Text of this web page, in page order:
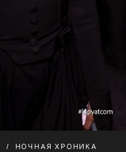
НОЧНАЯ ХРОНИКА